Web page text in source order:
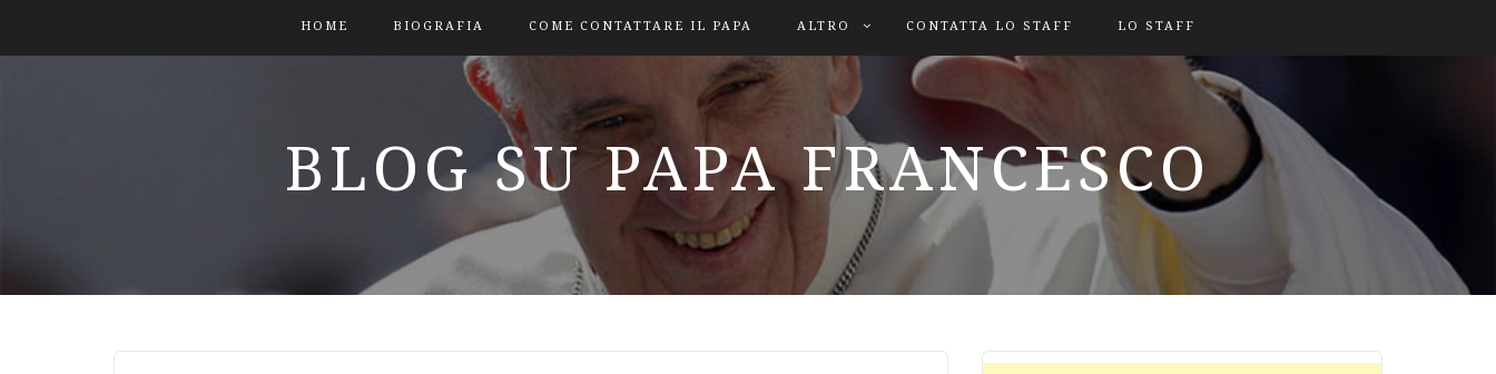
HOME BIOGRAFIA COME CONTATTARE IL PAPA ALTRO CONTATTA LO STAFF LO STAFF
BLOG SU PAPA FRANCESCO